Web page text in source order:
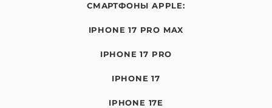
СМАРТФОНЫ APPLE:
IPHONE 17 PRO MAX
IPHONE 17 PRO
IPHONE 17
IPHONE 17E